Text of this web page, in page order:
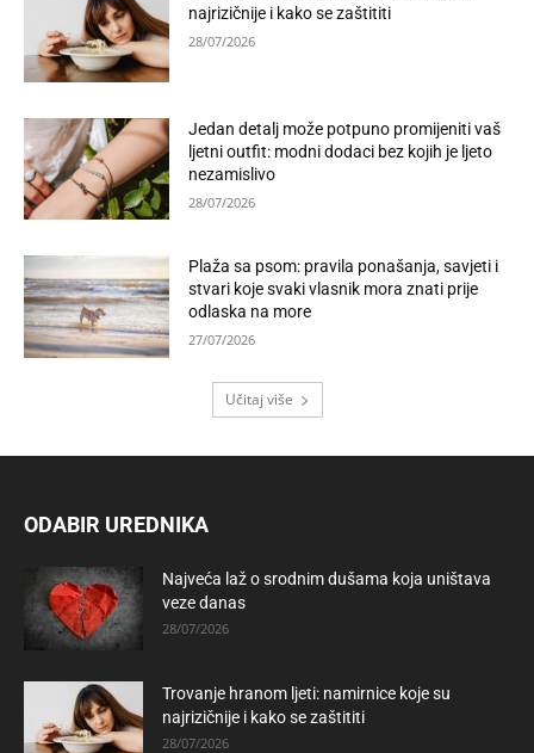
najrizičnije i kako se zaštititi
28/07/2026
Jedan detalj može potpuno promijeniti vaš
ljetni outfit: modni dodaci bez kojih je ljeto
nezamislivo
28/07/2026
Plaža sa psom: pravila ponašanja, savjeti i
stvari koje svaki vlasnik mora znati prije
odlaska na more
27/07/2026
Učitaj više
ODABIR UREDNIKA
Najveća laž o srodnim dušama koja uništava
veze danas
28/07/2026
Trovanje hranom ljeti: namirnice koje su
najrizičnije i kako se zaštititi
28/07/2026